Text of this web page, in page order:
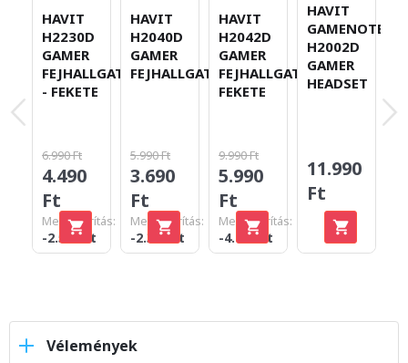
HAVIT
H2230D
GAMER
FEJHALLGATÓ
- FEKETE
6.990 Ft
4.490
Ft
Megtakarítás:
-2.500 Ft
HAVIT
H2040D
GAMER
FEJHALLGATÓ
5.990 Ft
3.690
Ft
Megtakarítás:
-2.300 Ft
HAVIT
H2042D
GAMER
FEJHALLGATÓ
FEKETE
9.990 Ft
5.990
Ft
Megtakarítás:
-4.000 Ft
HAVIT
GAMENOTE
H2002D
GAMER
HEADSET
11.990
Ft
-
Vélemények